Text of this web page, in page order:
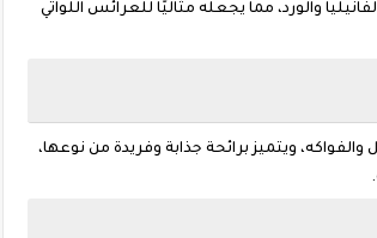
والورد، مما يجعله مثاليًا للعرائس اللواتي
ويتميز برائحة جذابة وفريدة من نوعها،